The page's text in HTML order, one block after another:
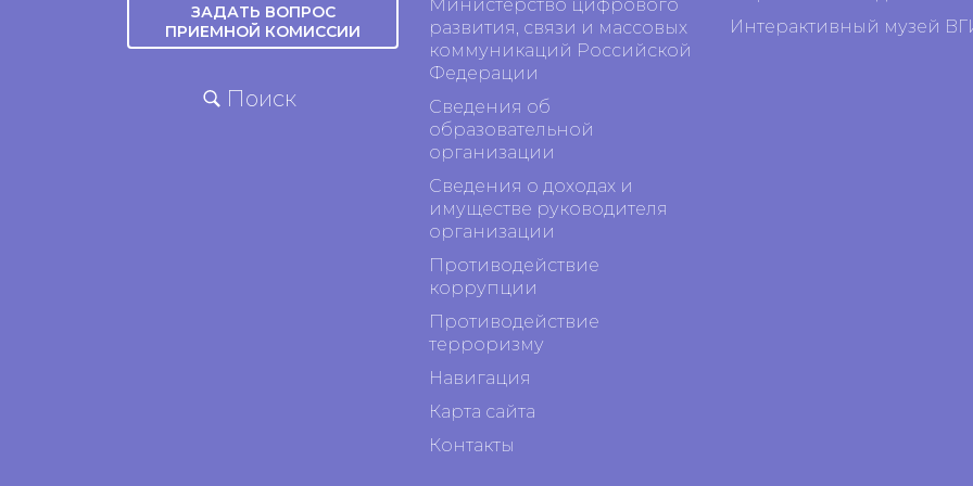
ЗАДАТЬ ВОПРОС
ПРИЕМНОЙ КОМИССИИ
Поиск
Министерство цифрового
развития, связи и массовых
коммуникаций Российской
Федерации
Сведения об
образовательной
организации
Сведения о доходах и
имуществе руководителя
организации
Противодействие
коррупции
Противодействие
терроризму
Навигация
Карта сайта
Контакты
Интерактивный музей